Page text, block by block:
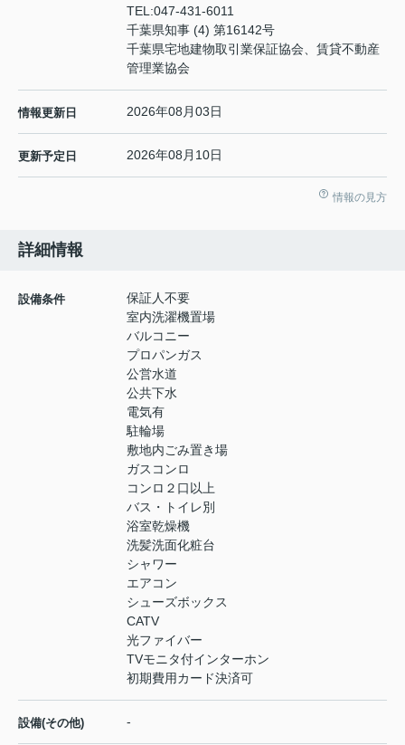
TEL:047-431-6011
千葉県知事 (4) 第16142号
千葉県宅地建物取引業保証協会、賃貸不動産
管理業協会
情報更新日 2026年08月03日
更新予定日 2026年08月10日
情報の見方
詳細情報
設備条件
保証人不要
室内洗濯機置場
バルコニー
プロパンガス
公営水道
公共下水
電気有
駐輪場
敷地内ごみ置き場
ガスコンロ
コンロ２口以上
バス・トイレ別
浴室乾燥機
洗髪洗面化粧台
シャワー
エアコン
シューズボックス
CATV
光ファイバー
TVモニタ付インターホン
初期費用カード決済可
設備(その他) -